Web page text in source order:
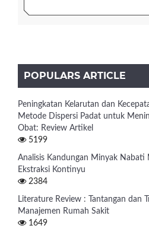
POPULARS ARTICLE
Peningkatan Kelarutan dan
Metode Dispersi Padat untuk
Obat: Review Artikel
5199
Analisis Kandungan Minyak Nabati
Ekstraksi Kontinyu
2384
Literature Review : Tantangan dan
Manajemen Rumah Sakit
1649